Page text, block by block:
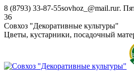
Перейти
к
содержанию
8 (8793) 33-87-55sovhoz_@mail.ruг.
36
Совхоз "Декоративные культуры"
Цветы, кустарники, посадочный